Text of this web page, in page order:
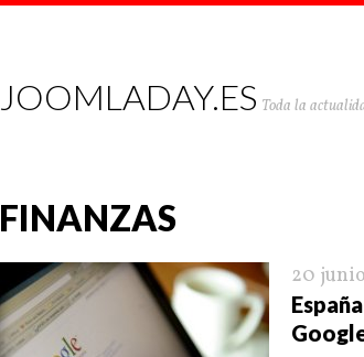
JOOMLADAY.ES Toda la
FINANZAS
20